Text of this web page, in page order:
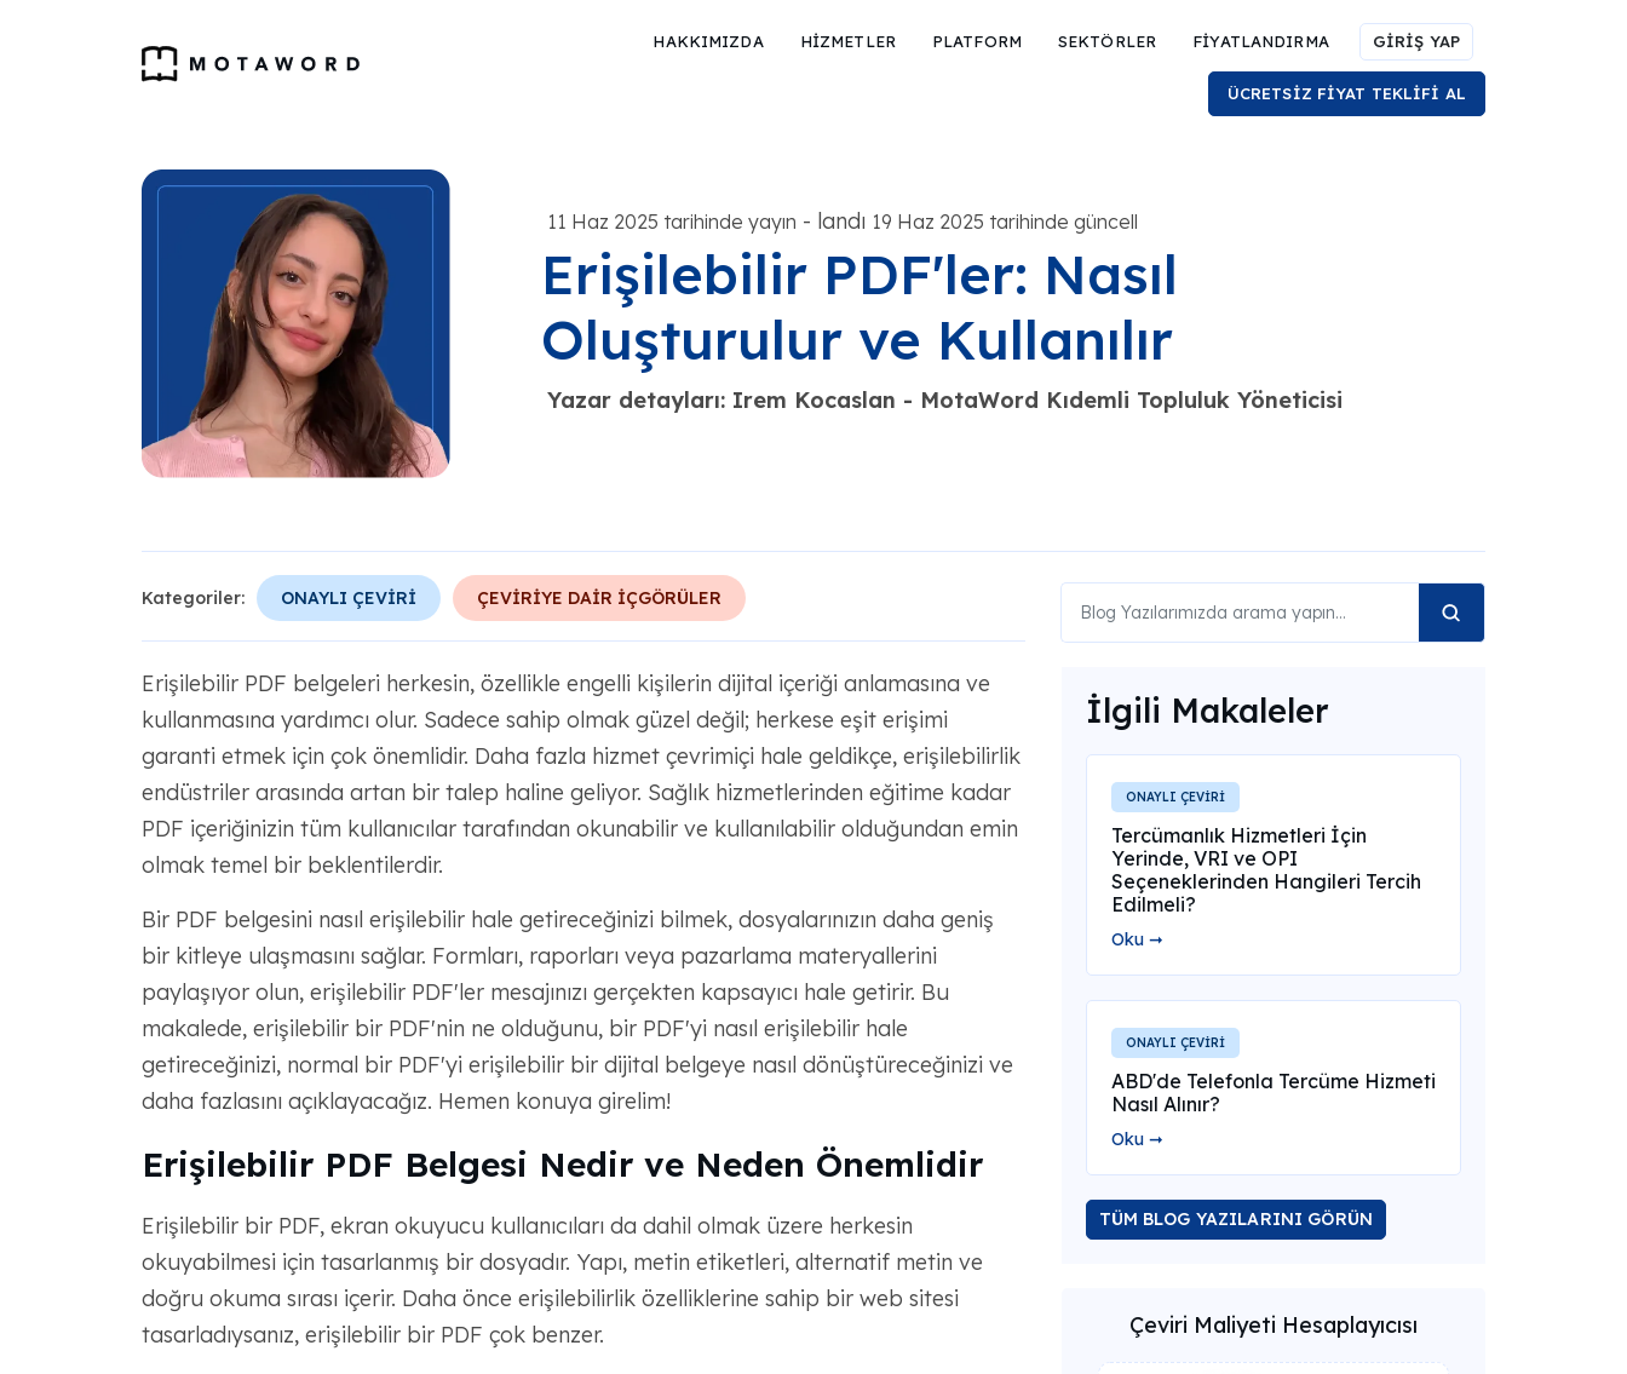
HAKKIMIZDA HİZMETLER PLATFORM SEKTÖRLER FİYATLANDIRMA GİRİŞ YAP
ÜCRETSİZ FİYAT TEKLİFİ AL
11 Haz 2025 tarihinde yayın - landı 19 Haz 2025 tarihinde güncell
Erişilebilir PDF'ler: Nasıl
Oluşturulur ve Kullanılır
Yazar detayları: Irem Kocaslan - MotaWord Kıdemli Topluluk Yöneticisi
Kategoriler: ONAYLI ÇEVİRİ ÇEVİRİYE DAİR İÇGÖRÜLER
Erişilebilir PDF belgeleri herkesin, özellikle engelli kişilerin dijital içeriği anlamasına ve
kullanmasına yardımcı olur. Sadece sahip olmak güzel değil; herkese eşit erişimi
garanti etmek için çok önemlidir. Daha fazla hizmet çevrimiçi hale geldikçe, erişilebilirlik
endüstriler arasında artan bir talep haline geliyor. Sağlık hizmetlerinden eğitime kadar
PDF içeriğinizin tüm kullanıcılar tarafından okunabilir ve kullanılabilir olduğundan emin
olmak temel bir beklentilerdir.
Bir PDF belgesini nasıl erişilebilir hale getireceğinizi bilmek, dosyalarınızın daha geniş
bir kitleye ulaşmasını sağlar. Formları, raporları veya pazarlama materyallerini
paylaşıyor olun, erişilebilir PDF'ler mesajınızı gerçekten kapsayıcı hale getirir. Bu
makalede, erişilebilir bir PDF'nin ne olduğunu, bir PDF'yi nasıl erişilebilir hale
getireceğinizi, normal bir PDF'yi erişilebilir bir dijital belgeye nasıl dönüştüreceğinizi ve
daha fazlasını açıklayacağız. Hemen konuya girelim!
Erişilebilir PDF Belgesi Nedir ve Neden Önemlidir
Erişilebilir bir PDF, ekran okuyucu kullanıcıları da dahil olmak üzere herkesin
okuyabilmesi için tasarlanmış bir dosyadır. Yapı, metin etiketleri, alternatif metin ve
doğru okuma sırası içerir. Daha önce erişilebilirlik özelliklerine sahip bir web sitesi
tasarladıysanız, erişilebilir bir PDF çok benzer.
İlgili Makaleler
ONAYLI ÇEVİRİ
Tercümanlık Hizmetleri İçin
Yerinde, VRI ve OPI
Seçeneklerinden Hangileri Tercih
Edilmeli?
Oku ➞
ONAYLI ÇEVİRİ
ABD'de Telefonla Tercüme Hizmeti
Nasıl Alınır?
Oku ➞
TÜM BLOG YAZILARINI GÖRÜN
Çeviri Maliyeti Hesaplayıcısı